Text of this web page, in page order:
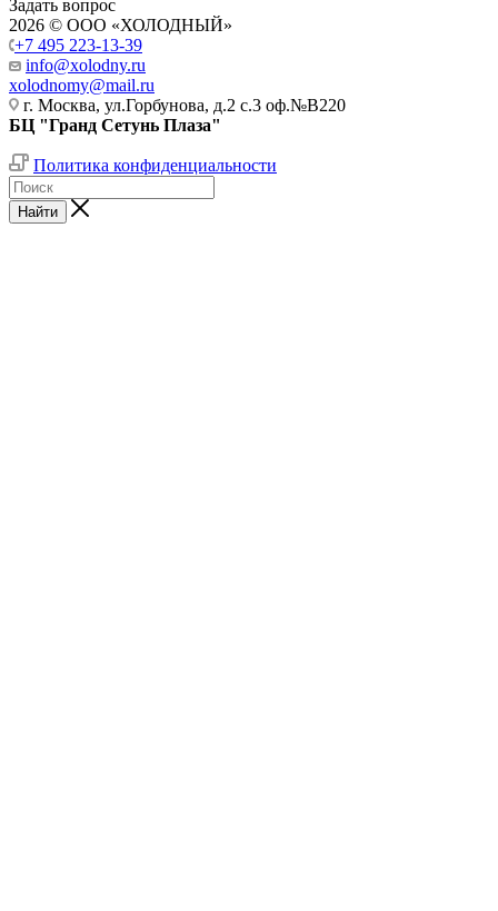
Задать вопрос
2026 © ООО «ХОЛОДНЫЙ»
+7 495 223-13-39
info@xolodny.ru
xolodnomy@mail.ru
г. Москва, ул.Горбунова, д.2 с.3 оф.№В220
БЦ "Гранд Сетунь Плаза"
Политика конфиденциальности
Найти